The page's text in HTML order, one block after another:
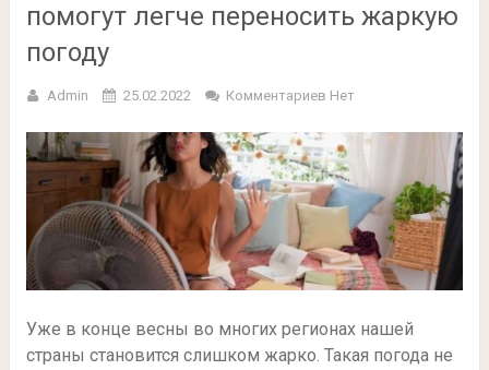
помогут легче переносить жаркую
погоду
Admin 25.02.2022 Комментариев Нет
Уже в конце весны во многих регионах нашей
страны становится слишком жарко. Такая погода не